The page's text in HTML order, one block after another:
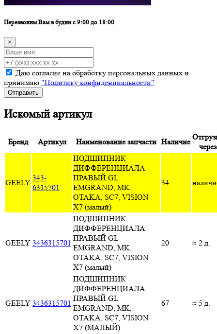
Перезвоним Вам в будни с 9:00 до 18:00
×
Даю согласие на обработку персональных данных и
принимаю "Политику конфиденциальности"
Отправить
Искомый артикул
Бренд Артикул Наименование запчасти Наличие
через
GEELY
343-
6315701
ПОДШИПНИК
ДИФФЕРЕНЦИАЛА
ПРАВЫЙ GL
EMGRAND, MK,
OTAKA, SC7, VISION
X7 (малый)
34
GEELY 3436315701
ПОДШИПНИК
ДИФФЕРЕНЦИАЛА
ПРАВЫЙ GL
EMGRAND, MK,
OTAKA, SC7, VISION
X7 (малый)
20 ≈ 2 д.
GEELY 3436315701
ПОДШИПНИК
ДИФФЕРЕНЦИАЛА
ПРАВЫЙ GL
EMGRAND, MK,
OTAKA, SC7, VISION
X7 (МАЛЫЙ)
67 ≈ 5 д.